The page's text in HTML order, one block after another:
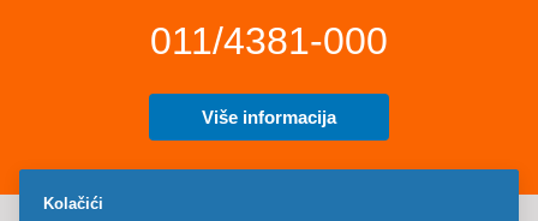
011/4381-000
Više informacija
Kolačići